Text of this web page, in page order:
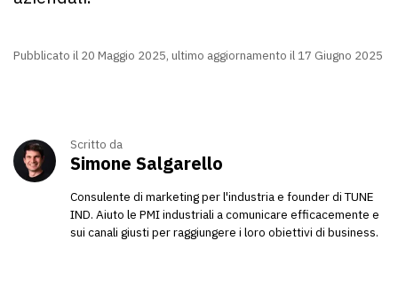
Pubblicato il 20 Maggio 2025, ultimo aggiornamento il 17 Giugno 2025
Scritto da
Simone Salgarello
Consulente di marketing per l'industria e founder di TUNE
IND. Aiuto le PMI industriali a comunicare efficacemente e
sui canali giusti per raggiungere i loro obiettivi di business.